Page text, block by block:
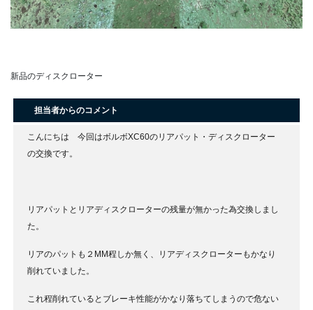
新品のディスクローター
担当者からのコメント
こんにちは 今回はボルボXC60のリアパット・ディスクローター
の交換です。
リアパットとリアディスクローターの残量が無かった為交換しまし
た。
リアのパットも２MM程しか無く、リアディスクローターもかなり
削れていました。
これ程削れているとブレーキ性能がかなり落ちてしまうので危ない